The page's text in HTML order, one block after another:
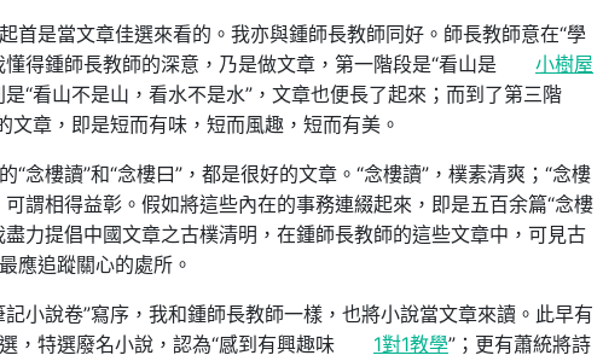
首是當文章佳選來看的。我亦與鍾師長教師同好。師長教師意在“學
得鍾師長教師的深意，乃是做文章，第一階段是“看山是
小樹屋
“看山不是山，看水不是水”，文章也便長了起來；而到了第三階
文章，即是短而有味，短而風趣，短而有美。
念樓讀”和“念樓曰”，都是很好的文章。“念樓讀”，樸素清爽；“念樓
謂相得益彰。假如將這些內在的事務連綴起來，即是五百余篇“念樓
力提倡中國文章之古樸清明，在鍾師長教師的這些文章中，可見古
應追蹤關心的處所。
小說卷”寫序，我和鍾師長教師一樣，也將小說當文章來讀。此早有
，特選廢名小說，認為“感到有興趣味
1對1教學”；更有蕭統將詩